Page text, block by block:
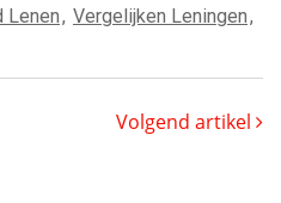
Lenen, Vergelijken Leningen,
Volgend artikel